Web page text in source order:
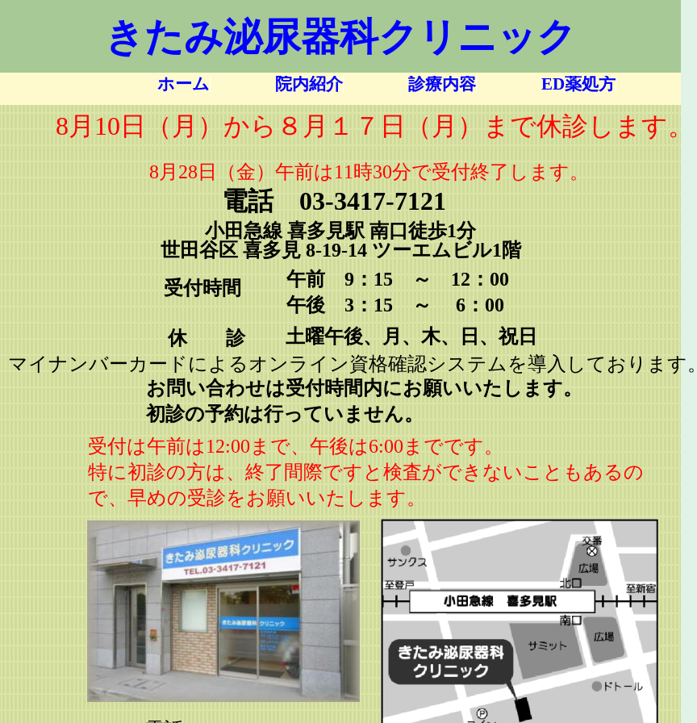
午前 9：15 ～ 12：00
午後 3：15 ～ 6：00
受付時間
休 診 土曜午後、月、木、日、祝日
お問い合わせは受付時間内にお願いいたします。
初診の予約は行っていません。
受付は午前は12:00まで、午後は6:00までです。
特に初診の方は、終了間際ですと検査ができないこともあるの
で、早めの受診をお願いいたします。
電話 03-3417-7121
8月10日（月）から８月１７日（月）まで休診します。
8月28日（金）午前は11時30分で受付終了します。
マイナンバーカードによるオンライン資格確認システムを導入しております。
きたみ泌尿器科クリニック
ホーム 院内紹介 診療内容 ED薬処方
小田急線 喜多見駅 南口徒歩1分
世田谷区 喜多見 8-19-14 ツーエムビル1階